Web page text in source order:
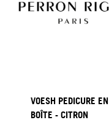
VOESH PEDICURE EN
BOÎTE - CITRON